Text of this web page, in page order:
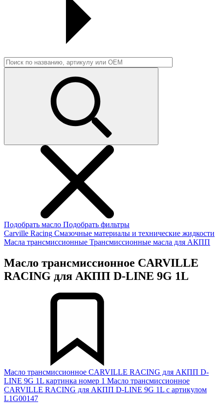
Подобрать масло Подобрать фильтры
Carville Racing Смазочные материалы и технические жидкости
Масла трансмиссионные Трансмиссионные масла для АКПП
Масло трансмиссионное CARVILLE
RACING для АКПП D-LINE 9G 1L
Масло трансмиссионное CARVILLE RACING для АКПП D-
LINE 9G 1L картинка номер 1 Масло трансмиссионное
CARVILLE RACING для АКПП D-LINE 9G 1L с артикулом
L1G00147